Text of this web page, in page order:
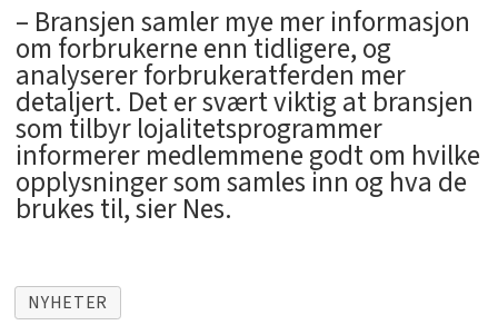
– Bransjen samler mye mer informasjon
om forbrukerne enn tidligere, og
analyserer forbrukeratferden mer
detaljert. Det er svært viktig at bransjen
som tilbyr lojalitetsprogrammer
informerer medlemmene godt om hvilke
opplysninger som samles inn og hva de
brukes til, sier Nes.
NYHETER